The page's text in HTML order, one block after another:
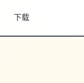
下载